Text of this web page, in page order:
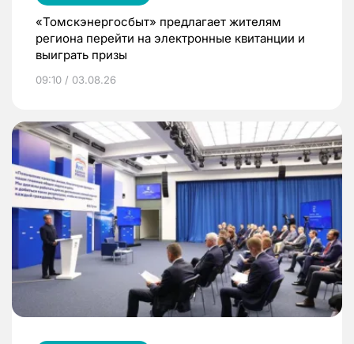
«Томскэнергосбыт» предлагает жителям
региона перейти на электронные квитанции и
выиграть призы
09:10 / 03.08.26